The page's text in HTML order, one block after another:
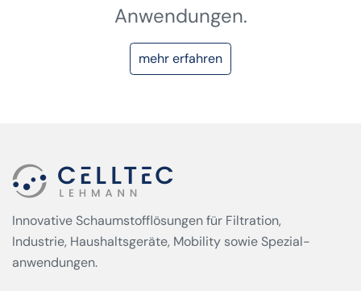
Anwendungen.
mehr erfahren
Innovative Schaumstofflösungen für Filtration,
Industrie, Haushaltsgeräte, Mobility sowie Spezial­
anwendungen.